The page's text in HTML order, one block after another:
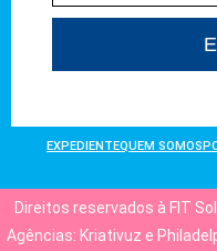
EXPEDIENTEQUEM SOMOS
Direitos reservados à FIT
Agências: Kriativuz e